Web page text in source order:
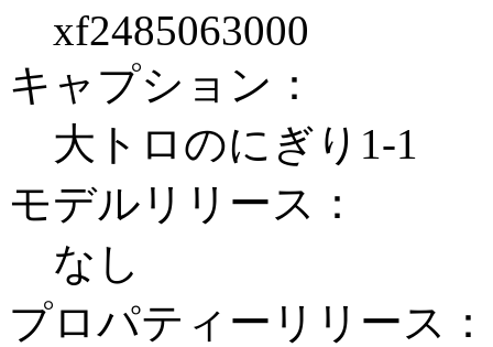
xf2485063000
キャプション：
大トロのにぎり1-1
モデルリリース：
なし
プロパティーリリース：